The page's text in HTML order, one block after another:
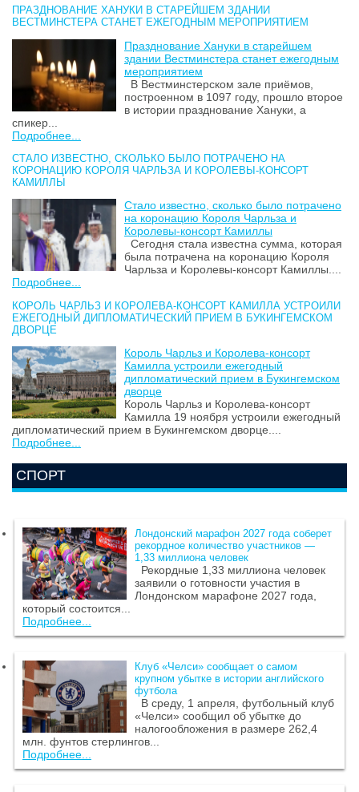
ПРАЗДНОВАНИЕ ХАНУКИ В СТАРЕЙШЕМ ЗДАНИИ
ВЕСТМИНСТЕРА СТАНЕТ ЕЖЕГОДНЫМ МЕРОПРИЯТИЕМ
Празднование Хануки в старейшем
здании Вестминстера станет ежегодным
мероприятием
В Вестминстерском зале приёмов,
построенном в 1097 году, прошло второе
в истории празднование Хануки, а
спикер...
Подробнее...
СТАЛО ИЗВЕСТНО, СКОЛЬКО БЫЛО ПОТРАЧЕНО НА
КОРОНАЦИЮ КОРОЛЯ ЧАРЛЬЗА И КОРОЛЕВЫ-КОНСОРТ
КАМИЛЛЫ
Стало известно, сколько было потрачено
на коронацию Короля Чарльза и
Королевы-консорт Камиллы
Сегодня стала известна сумма, которая
была потрачена на коронацию Короля
Чарльза и Королевы-консорт Камиллы....
Подробнее...
КОРОЛЬ ЧАРЛЬЗ И КОРОЛЕВА-КОНСОРТ КАМИЛЛА УСТРОИЛИ
ЕЖЕГОДНЫЙ ДИПЛОМАТИЧЕСКИЙ ПРИЕМ В БУКИНГЕМСКОМ
ДВОРЦЕ
Король Чарльз и Королева-консорт
Камилла устроили ежегодный
дипломатический прием в Букингемском
дворце
Король Чарльз и Королева-консорт
Камилла 19 ноября устроили ежегодный
дипломатический прием в Букингемском дворце....
Подробнее...
СПОРТ
Лондонский марафон 2027 года соберет
рекордное количество участников —
1,33 миллиона человек
Рекордные 1,33 миллиона человек
заявили о готовности участия в
Лондонском марафоне 2027 года,
который состоится...
Подробнее...
Клуб «Челси» сообщает о самом
крупном убытке в истории английского
футбола
В среду, 1 апреля, футбольный клуб
«Челси» сообщил об убытке до
налогообложения в размере 262,4
млн. фунтов стерлингов...
Подробнее...